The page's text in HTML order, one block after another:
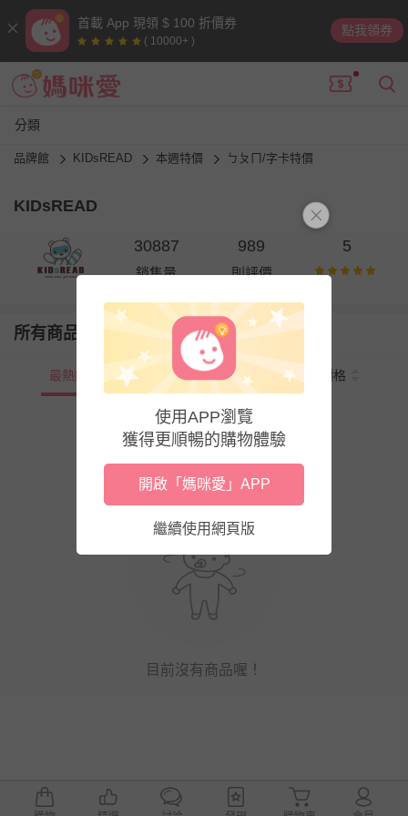
首載 App 現領 $ 100 折價券
( 10000+ )
點我領券
分類
品牌館 KIDsREAD 本週特價 ㄅㄆㄇ/字卡特價
KIDsREAD
30887
銷售量
989
則評價
5
所有商品
最熱銷 新上市 價格
目前沒有商品喔！
使用APP瀏覽
獲得更順暢的購物體驗
開啟「媽咪愛」APP
繼續使用網頁版